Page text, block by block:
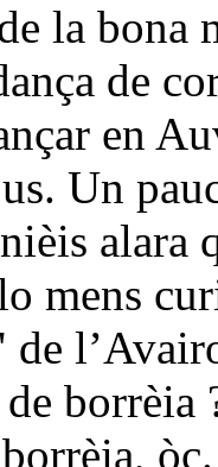
la bona
de
en
Un
alara
mens
borrèia